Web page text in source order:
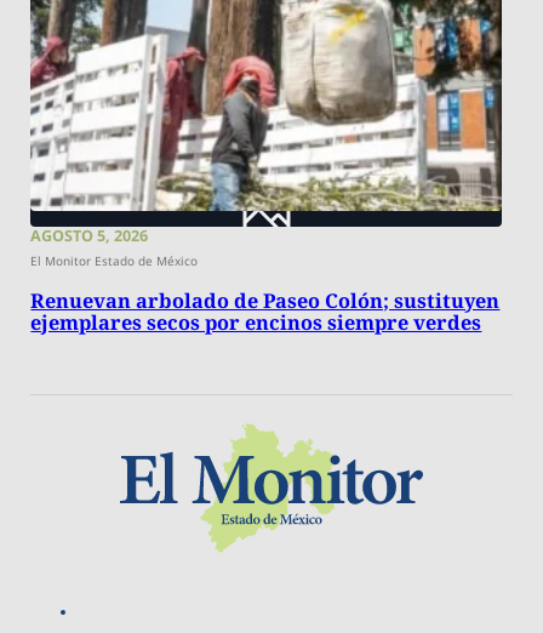
AGOSTO 5, 2026
El Monitor Estado de México
Renuevan arbolado de Paseo Colón; sustituyen
ejemplares secos por encinos siempre verdes